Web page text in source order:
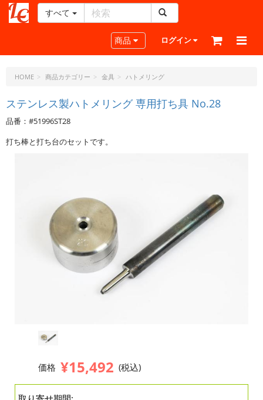
ー
ラ
ト・
ド
ッ
ト・
すべて
Toggle navigation
商品 ログイン
HOME 商品カテゴリー 金具 ハトメリング
ステンレス製ハトメリング 専用打ち具 No.28
品番：#51996ST28
打ち棒と打ち台のセットです。
価格 ¥15,492 (税込)